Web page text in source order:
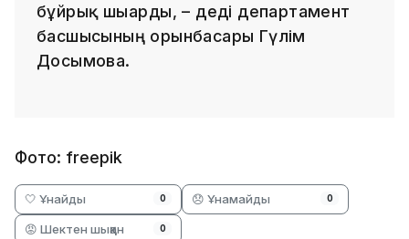
бұйрық шығарды, – деді департамент
басшысының орынбасары Гүлім
Досымова.
Фото: freepik
🤍 Ұнайды 0 😞 Ұнамайды 0
😡 Шектен шыққан 0